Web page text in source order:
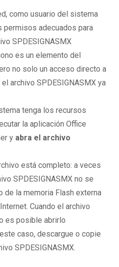
como usuario del sistema
permisos adecuados para
SPDESIGNASMX
es un elemento del
no solo un acceso directo a
archivo SPDESIGNASMX ya
tenga los recursos
la aplicación Office
y abra el archivo
está completo: a veces
SPDESIGNASMX no se
de la memoria Flash externa
Cuando el archivo
es posible abrirlo
caso, descargue o copie
SPDESIGNASMX.